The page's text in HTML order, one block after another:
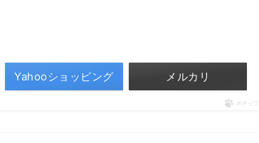
Yahooショッピング メルカリ
ポチップ